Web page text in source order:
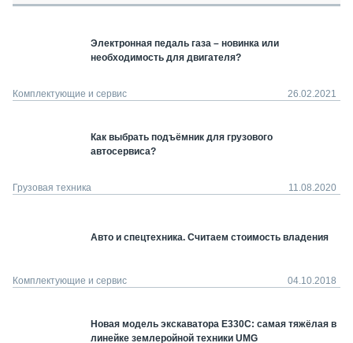
Электронная педаль газа – новинка или
необходимость для двигателя?
Комплектующие и сервис 26.02.2021
Как выбрать подъёмник для грузового
автосервиса?
Грузовая техника 11.08.2020
Авто и спецтехника. Считаем стоимость владения
Комплектующие и сервис 04.10.2018
Новая модель экскаватора E330C: самая тяжёлая в
линейке землеройной техники UMG